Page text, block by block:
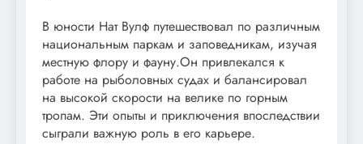
В юности Нат Вулф путешествовал по различным
национальным паркам и заповедникам, изучая
местную флору и фауну.Он привлекался к
работе на рыболовных судах и балансировал
на высокой скорости на велике по горным
тропам. Эти опыты и приключения впоследствии
сыграли важную роль в его карьере.